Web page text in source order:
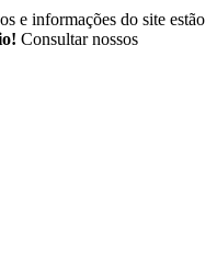
e informações do site estão
Consultar nossos